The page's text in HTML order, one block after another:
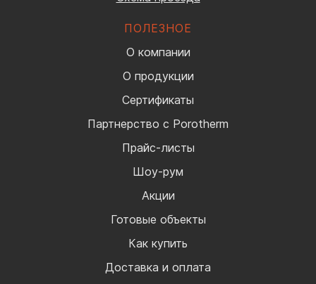
ПОЛЕЗНОЕ
О компании
О продукции
Сертификаты
Партнерство с Porotherm
Прайс-листы
Шоу-рум
Акции
Готовые объекты
Как купить
Доставка и оплата